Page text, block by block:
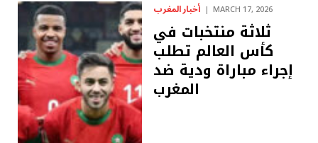
أخبار المغرب MARCH 17, 2026
ثلاثة منتخبات في
كأس العالم تطلب
إجراء مباراة ودية ضد
المغرب